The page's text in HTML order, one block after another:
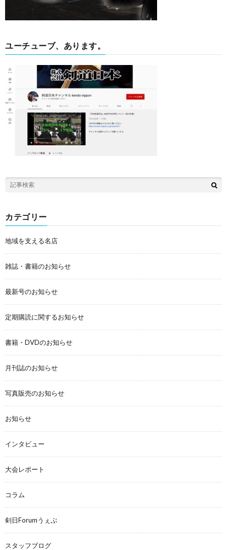
ユーチューブ、あります。
カテゴリー
地域を支える名店
雑誌・書籍のお知らせ
最新号のお知らせ
定期購読に関するお知らせ
書籍・DVDのお知らせ
月刊誌のお知らせ
写真販売のお知らせ
お知らせ
インタビュー
大会レポート
コラム
剣日Forumうぇぶ
スタッフブログ